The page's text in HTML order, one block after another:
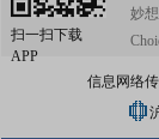
扫一扫下载
APP
妙
信息网络